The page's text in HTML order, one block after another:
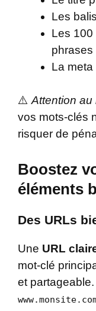
Les
Les 100
phrases
La meta
⚠️ Attention au
vos mots-clés
risquer de
Boostez
éléments
Des URLs
Une URL
mot-clé
et